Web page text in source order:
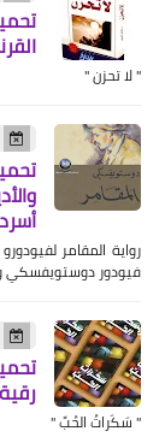
" لا تحزن "
رواية المقامر
فيودور دوستويفسكي و
" سَكَراتُ الحُبِّ "